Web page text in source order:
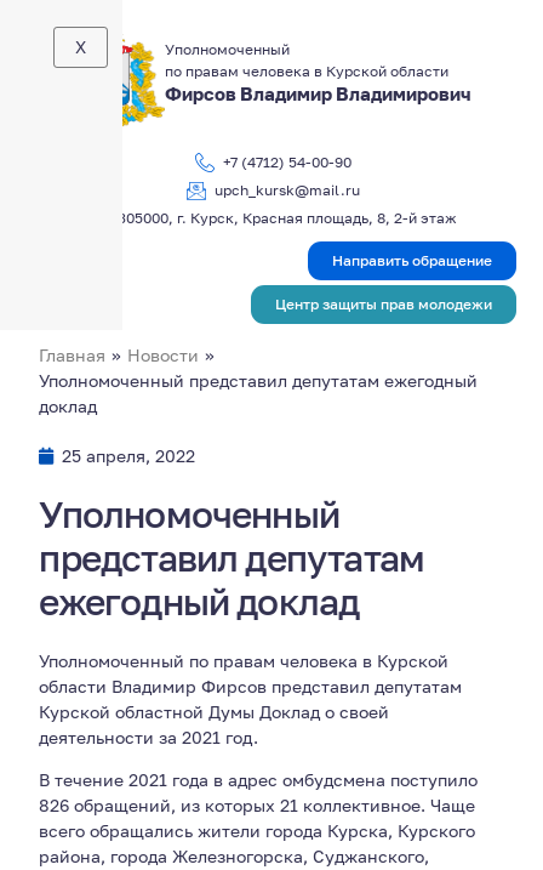
Уполномоченный
по правам человека в Курской области
Фирсов Владимир Владимирович
+7 (4712) 54-00-90
upch_kursk@mail.ru
305000, г. Курск, Красная площадь, 8, 2-й этаж
X
Направить обращение
Центр защиты прав молодежи
Главная » Новости »
Уполномоченный представил депутатам ежегодный
доклад
25 апреля, 2022
Уполномоченный
представил депутатам
ежегодный доклад
Уполномоченный по правам человека в Курской
области Владимир Фирсов представил депутатам
Курской областной Думы Доклад о своей
деятельности за 2021 год.
В течение 2021 года в адрес омбудсмена поступило
826 обращений, из которых 21 коллективное. Чаще
всего обращались жители города Курска, Курского
района, города Железногорска, Суджанского,